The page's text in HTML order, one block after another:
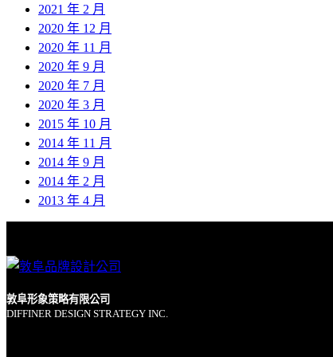
2021 年 2 月
2020 年 12 月
2020 年 11 月
2020 年 9 月
2020 年 7 月
2020 年 3 月
2015 年 10 月
2014 年 11 月
2014 年 9 月
2014 年 2 月
2013 年 4 月
敦阜形象策略有限公司
DIFFINER DESIGN STRATEGY INC.